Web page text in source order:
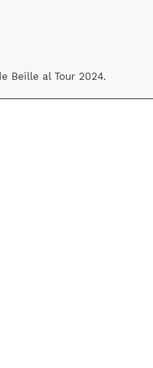
Beille al Tour 2024.